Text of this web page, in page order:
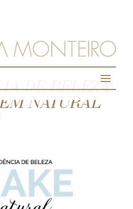
DE BELEZA:
NATURAL